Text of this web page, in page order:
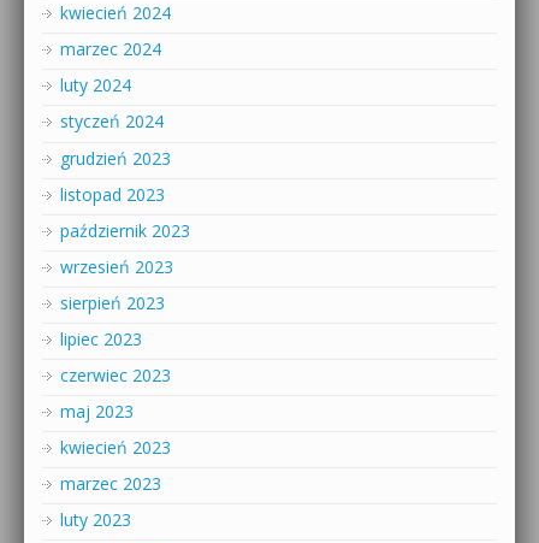
kwiecień 2024
marzec 2024
luty 2024
styczeń 2024
grudzień 2023
listopad 2023
październik 2023
wrzesień 2023
sierpień 2023
lipiec 2023
czerwiec 2023
maj 2023
kwiecień 2023
marzec 2023
luty 2023